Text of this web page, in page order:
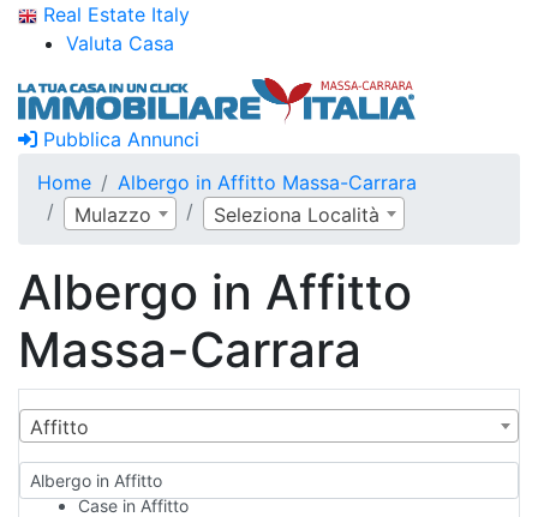
Real Estate Italy
Valuta Casa
Pubblica Annunci
Home
Albergo in Affitto Massa-Carrara
Mulazzo
Seleziona Località
Albergo in Affitto
Massa-Carrara
Affitto
Albergo in Affitto
Case in Affitto